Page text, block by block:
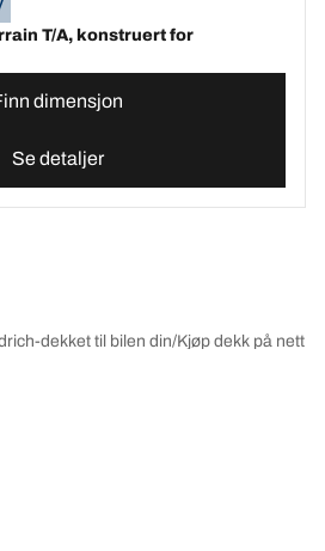
T/A, konstruert for
dimensjon
Se detaljer
dekket til bilen din Kjøp dekk på nett